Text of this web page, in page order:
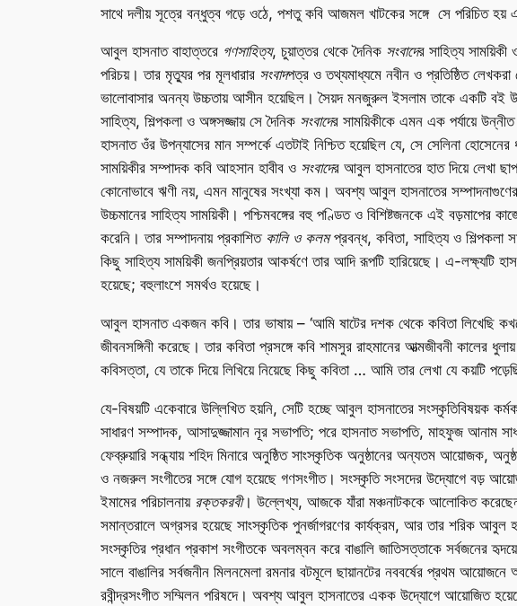
সাথে দলীয় সূত্রে বন্ধুত্ব গড়ে ওঠে, পশতু কবি আজমল খাটকের সঙ্গে সে পরিচিত হয়
আবুল হাসনাত বাহাত্তরে গণসাহিত্য, চুয়াত্তর থেকে দৈনিক সংবাদের সাহিত্য সাময়িকী
পরিচয়। তার মৃত্যুর পর মূলধারার সংবাদপত্র ও তথ্যমাধ্যমে নবীন ও প্রতিষ্ঠিত
ভালোবাসার অনন্য উচ্চতায় আসীন হয়েছিল। সৈয়দ মনজুরুল ইসলাম তাকে একটি বই
সাহিত্য, শিল্পকলা ও অঙ্গসজ্জায় সে দৈনিক সংবাদের সাময়িকীকে এমন এক পর্যায়ে উন্নীত
হাসনাত ওঁর উপন্যাসের মান সম্পর্কে এতটাই নিশ্চিত হয়েছিল যে, সে সেলিনা
সাময়িকীর সম্পাদক কবি আহসান হাবীব ও সংবাদের আবুল হাসনাতের হাত দিয়ে লেখা
কোনোভাবে ঋণী নয়, এমন মানুষের সংখ্যা কম। অবশ্য আবুল হাসনাতের
উচ্চমানের সাহিত্য সাময়িকী। পশ্চিমবঙ্গের বহু পণ্ডিত ও বিশিষ্টজনকে এই
করেনি। তার সম্পাদনায় প্রকাশিত কালি ও কলমপ্রবন্ধ, কবিতা, সাহিত্য ও শিল্পকলা
কিছু সাহিত্য সাময়িকী জনপ্রিয়তার আকর্ষণে তার আদি রূপটি হারিয়েছে। এ-লক্ষ্যটি
হয়েছে; বহুলাংশে সমর্থও হয়েছে।
আবুল হাসনাত একজন কবি। তার ভাষায় – ‘আমি ষাটের দশক থেকে কবিতা লিখেছি কখনো
জীবনসঙ্গিনী করেছে। তার কবিতা প্রসঙ্গে কবি শামসুর রাহমানের আত্মজীবনী কালের
কবিসত্তা, যে তাকে দিয়ে লিখিয়ে নিয়েছে কিছু কবিতা … আমি তার লেখা যে কয়টি
যে-বিষয়টি একেবারে উল্লিখিত হয়নি, সেটি হচ্ছে আবুল হাসনাতের সংস্কৃতিবিষয়ক
সাধারণ সম্পাদক, আসাদুজ্জামান নূর সভাপতি; পরে হাসনাত সভাপতি, মাহফুজ আনাম
ফেব্রুয়ারি সন্ধ্যায় শহিদ মিনারে অনুষ্ঠিত সাংস্কৃতিক অনুষ্ঠানের অন্যতম আয়োজক,
ও নজরুল সংগীতের সঙ্গে যোগ হয়েছে গণসংগীত। সংস্কৃতি সংসদের উদ্যোগে বড়
ইমামের পরিচালনায় রক্তকরবী। উল্লেখ্য, আজকে যাঁরা মঞ্চনাটককে আলোকিত করেছেন,
সমান্তরালে অগ্রসর হয়েছে সাংস্কৃতিক পুনর্জাগরণের কার্যক্রম, আর তার শরিক আবুল
সংস্কৃতির প্রধান প্রকাশ সংগীতকে অবলম্বন করে বাঙালি জাতিসত্তাকে সর্বজনের
সালে বাঙালির সর্বজনীন মিলনমেলা রমনার বটমূলে ছায়ানটের নববর্ষের প্রথম
রবীন্দ্রসংগীত সম্মিলন পরিষদে। অবশ্য আবুল হাসনাতের একক উদ্যোগে আয়োজিত